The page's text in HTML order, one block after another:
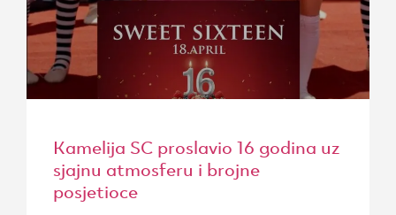
Kamelija SC proslavio 16 godina uz
sjajnu atmosferu i brojne
posjetioce